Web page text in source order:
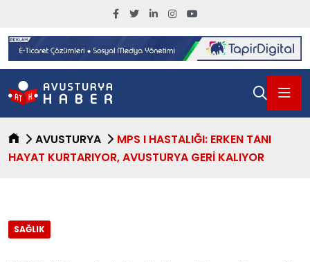
AVUSTURYA
MPS I HASTALIĞI: ERKEN TANI
HAYAT KURTARIYOR, AVUSTURYA GERI KALIYOR
SAĞLIK